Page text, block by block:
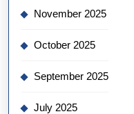
November 2025
October 2025
September 2025
July 2025